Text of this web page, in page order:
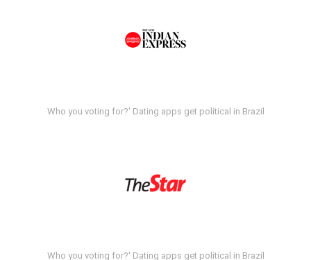
Who you voting for?' Dating apps get political in Brazil
Who you voting for?' Dating apps get political in Brazil